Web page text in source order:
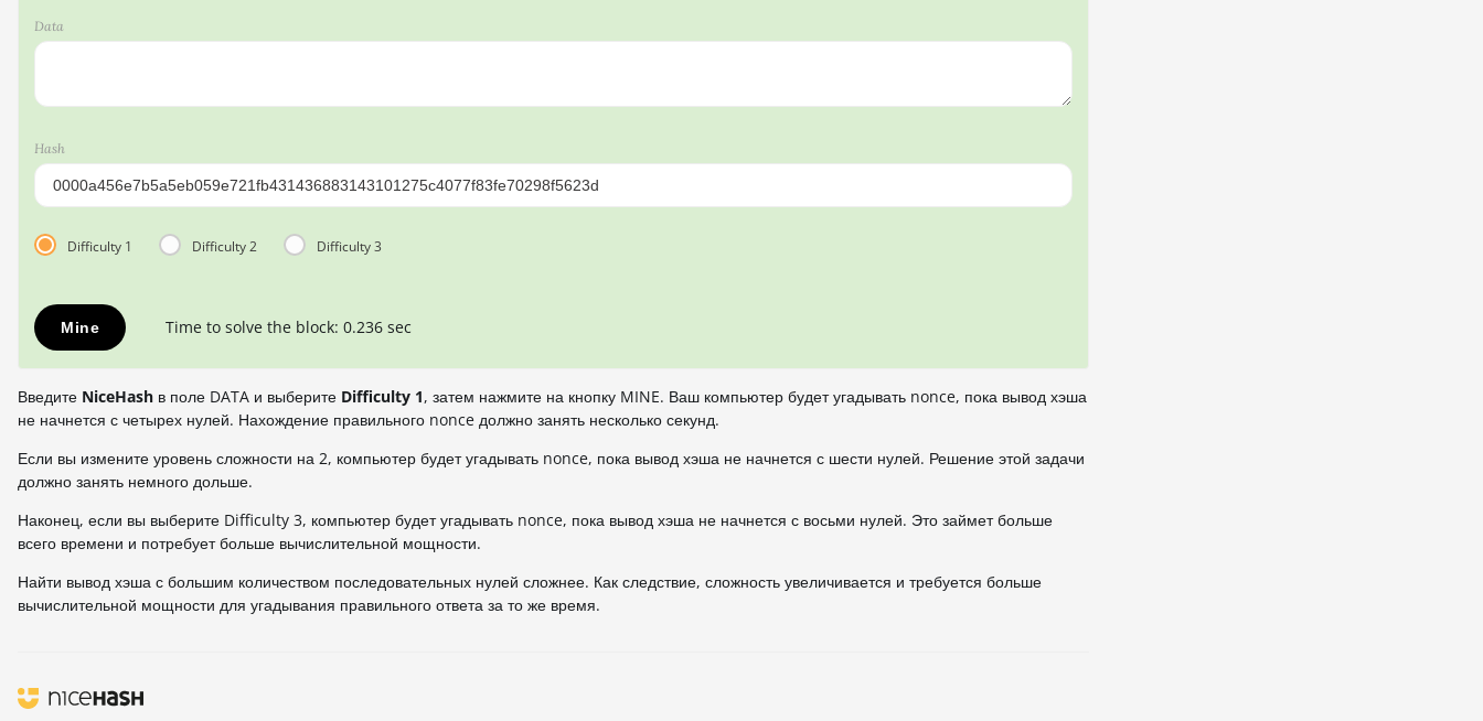
Data
Hash
Difficulty 1 Difficulty 2 Difficulty 3
Mine Time to solve the block: 0.236 sec
Введите NiceHash в поле DATA и выберите Difficulty 1, затем нажмите на кнопку MINE. Ваш компьютер будет угадывать nonce, пока вывод хэша
не начнется с четырех нулей. Нахождение правильного nonce должно занять несколько секунд.
Если вы измените уровень сложности на 2, компьютер будет угадывать nonce, пока вывод хэша не начнется с шести нулей. Решение этой задачи
должно занять немного дольше.
Наконец, если вы выберите Difficulty 3, компьютер будет угадывать nonce, пока вывод хэша не начнется с восьми нулей. Это займет больше
всего времени и потребует больше вычислительной мощности.
Найти вывод хэша с большим количеством последовательных нулей сложнее. Как следствие, сложность увеличивается и требуется больше
вычислительной мощности для угадывания правильного ответа за то же время.